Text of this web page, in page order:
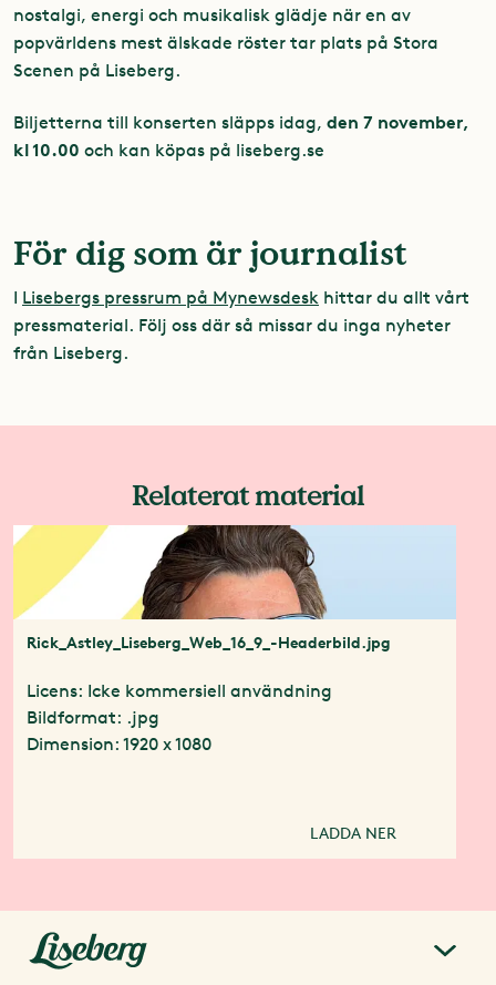
nostalgi, energi och musikalisk glädje när en av
popvärldens mest älskade röster tar plats på Stora
Scenen på Liseberg.
Biljetterna till konserten släpps idag, den 7 november,
kl 10.00 och kan köpas på liseberg.se
För dig som är journalist
I Lisebergs pressrum på Mynewsdesk hittar du allt vårt
pressmaterial. Följ oss där så missar du inga nyheter
från Liseberg.
Relaterat material
Rick_Astley_Liseberg_Web_16_9_-Headerbild.jpg
Licens: Icke kommersiell användning
Bildformat: .jpg
Dimension: 1920 x 1080
LADDA NER